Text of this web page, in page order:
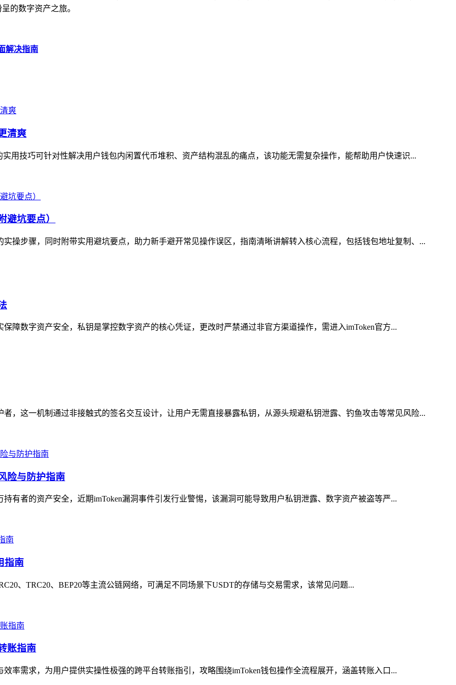
的数字资产之旅。
解决指南
清爽
用技巧可针对性解决用户钱包内闲置代币堆积、资产结构混乱的痛点，该功能无需复杂操作，能帮助用户快速识...
避坑要点）
操步骤，同时附带实用避坑要点，助力新手避开常见操作误区，指南清晰讲解转入核心流程，包括钱包地址复制、...
障数字资产安全，私钥是掌控数字资产的核心凭证，更改时严禁通过非官方渠道操作，需进入imToken官方...
，这一机制通过非接触式的签名交互设计，让用户无需直接暴露私钥，从源头规避私钥泄露、钓鱼攻击等常见风险...
险与防护指南
有者的资产安全，近期imToken漏洞事件引发行业警惕，该漏洞可能导致用户私钥泄露、数字资产被盗等严...
指南
、TRC20、BEP20等主流公链网络，可满足不同场景下USDT的存储与交易需求，该常见问题...
账指南
率需求，为用户提供实操性极强的跨平台转账指引，攻略围绕imToken钱包操作全流程展开，涵盖转账入口...